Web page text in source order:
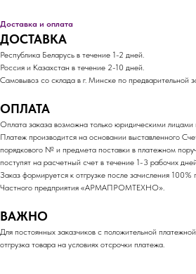
Доставка и оплата
ДОСТАВКА
Республика Беларусь в течение 1-2 дней.
Россия и Казахстан в течение 2-10 дней.
Самовывоз со склада в г. Минске по предварительной
ОПЛАТА
Оплата заказа возможна только юридическими лицами
Платеж производится на основании выставленного
порядкового № и предмета поставки в платежном
поступят на расчетный счет в течение 1-3 рабочих
Заказ формируется к отгрузке после зачисления
Частного предприятия «АРМАПРОМТЕХНО».
ВАЖНО
Для постоянных заказчиков с положительной
отгрузка товара на условиях отсрочки платежа.